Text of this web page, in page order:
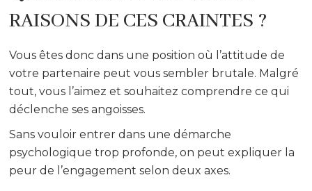
RAISONS DE CES CRAINTES ?
Vous êtes donc dans une position où l’attitude de
votre partenaire peut vous sembler brutale. Malgré
tout, vous l’aimez et souhaitez comprendre ce qui
déclenche ses angoisses.
Sans vouloir entrer dans une démarche
psychologique trop profonde, on peut expliquer la
peur de l’engagement selon deux axes.